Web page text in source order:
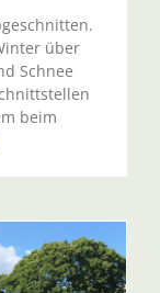
über
Schnee
beim